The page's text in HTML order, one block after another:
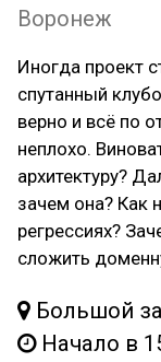
Воронеж
Иногда проект
спутанный
верно и всё по
неплохо.
архитектуру?
зачем она? Как
регрессиях?
сложить
Большой
Начало в